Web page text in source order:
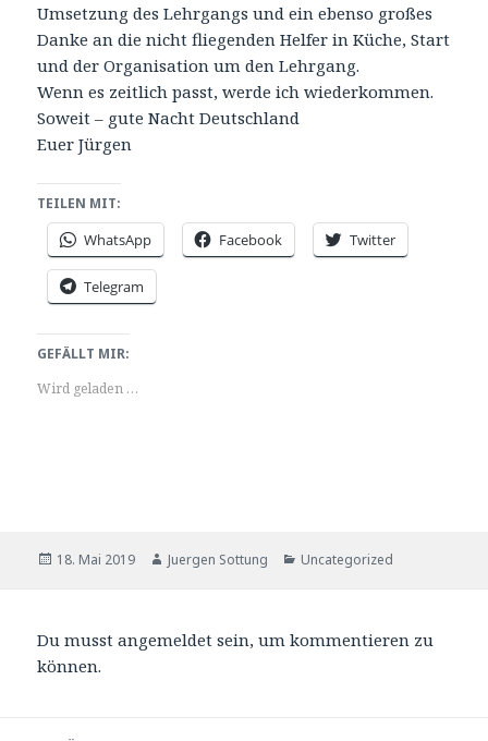
Umsetzung des Lehrgangs und ein ebenso großes
Danke an die nicht fliegenden Helfer in Küche, Start
und der Organisation um den Lehrgang.
Wenn es zeitlich passt, werde ich wiederkommen.
Soweit – gute Nacht Deutschland
Euer Jürgen
TEILEN MIT:
WhatsApp Facebook Twitter
Telegram
GEFÄLLT MIR:
Wird geladen …
Veröffentlicht
18. Mai 2019 Autor
Juergen Sottung Kategorien
Uncategorized
Du musstangemeldet sein, um kommentieren zu
können.